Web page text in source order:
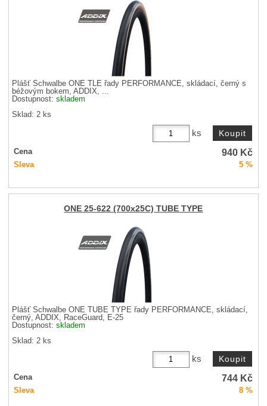
Plášť Schwalbe ONE TLE řady PERFORMANCE, skládací, černý s
béžovým bokem, ADDIX, ...
Dostupnost:skladem
Sklad: 2 ks
ks
Cena 940 Kč
Sleva 5 %
ONE 25-622 (700x25C) TUBE TYPE
Plášť Schwalbe ONE TUBE TYPE řady PERFORMANCE, skládací,
černý, ADDIX, RaceGuard, E-25
Dostupnost:skladem
Sklad: 2 ks
ks
Cena 744 Kč
Sleva 8 %